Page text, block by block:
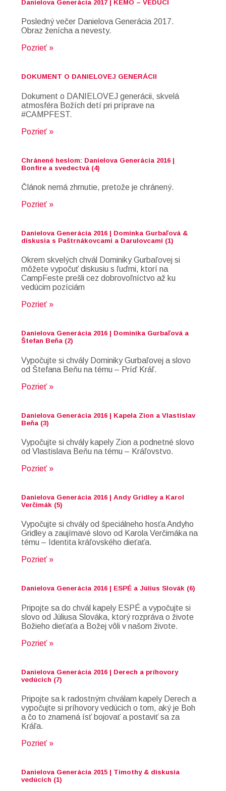
Danielova Generácia 2017 | KEMO – VEDÚCI
Posledný večer Danielova Generácia 2017.
Obraz ženícha a nevesty.
Pozrieť »
DOKUMENT O DANIELOVEJ GENERÁCII
Dokument o DANIELOVEJ generácii, skvelá
atmosféra Božích detí pri príprave na
#CAMPFEST.
Pozrieť »
Chránené heslom: Danielova Generácia 2016 |
Bonfire a svedectvá (4)
Článok nemá zhrnutie, pretože je chránený.
Pozrieť »
Danielova Generácia 2016 | Dominka Gurbaľová &
diskusia s Paštrnákovcami a Darulovcami (1)
Okrem skvelých chvál Dominiky Gurbaľovej si
môžete vypočuť diskusiu s ľuďmi, ktorí na
CampFeste prešli cez dobrovoľníctvo až ku
vedúcim pozíciám
Pozrieť »
Danielova Generácia 2016 | Dominika Gurbaľová a
Štefan Beňa (2)
Vypočujte si chvály Dominiky Gurbaľovej a slovo
od Štefana Beňu na tému – Príď Kráľ.
Pozrieť »
Danielova Generácia 2016 | Kapela Zion a Vlastislav
Beňa (3)
Vypočujte si chvály kapely Zion a podnetné slovo
od Vlastislava Beňu na tému – Kráľovstvo.
Pozrieť »
Danielova Generácia 2016 | Andy Gridley a Karol
Verčimák (5)
Vypočujte si chvály od špeciálneho hosťa Andyho
Gridley a zaujímavé slovo od Karola Verčimáka na
tému – Identita kráľovského dieťaťa.
Pozrieť »
Danielova Generácia 2016 | ESPÉ a Július Slovák (6)
Pripojte sa do chvál kapely ESPÉ a vypočujte si
slovo od Júliusa Slováka, ktorý rozpráva o živote
Božieho dieťaťa a Božej vôli v našom živote.
Pozrieť »
Danielova Generácia 2016 | Derech a príhovory
vedúcich (7)
Pripojte sa k radostným chválam kapely Derech a
vypočujte si príhovory vedúcich o tom, aký je Boh
a čo to znamená ísť bojovať a postaviť sa za
Kráľa.
Pozrieť »
Danielova Generácia 2015 | Timothy & diskusia
vedúcich (1)